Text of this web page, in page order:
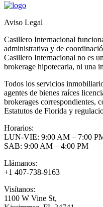
Aviso Legal
Casillero Internacional
administrativa y de
Casillero Internacional no es
brokerage hipotecaria, ni una
Todos los servicios
agentes de bienes raíces
brokerages correspondientes,
Estatutos de Florida y
Horarios:
LUN-VIE: 9:00 AM – 7:00
SAB: 9:00 AM – 4:00 PM
Llámanos:
+1 407-738-9163
Visítanos:
1100 W Vine St,